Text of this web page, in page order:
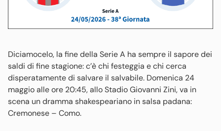
Diciamocelo, la fine della Serie A ha sempre il sapore dei
saldi di fine stagione: c’è chi festeggia e chi cerca
disperatamente di salvare il salvabile. Domenica 24
maggio alle ore 20:45, allo Stadio Giovanni Zini, va in
scena un dramma shakespeariano in salsa padana:
Cremonese – Como.